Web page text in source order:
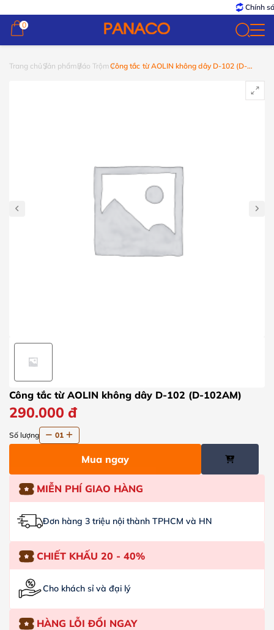
Chính
0
0
Trang chủ Sản phẩmBáo TrộmCông tắc từ AOLIN không dây D-102 (D-
Công tắc từ AOLIN không dây D-102 (D-102AM)
290.000 đ
Số lượng 01
Mua ngay
MIỄN PHÍ GIAO HÀNG
Đơn hàng 3 triệu nội thành TPHCM và HN
CHIẾT KHẤU 20 - 40%
Cho khách sỉ và đại lý
HÀNG LỖI ĐỔI NGAY